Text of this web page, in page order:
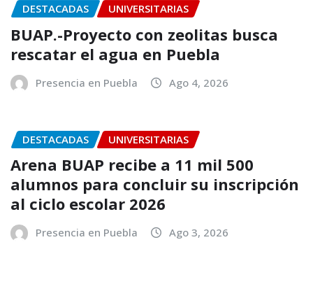
DESTACADAS UNIVERSITARIAS
BUAP.-Proyecto con zeolitas busca
rescatar el agua en Puebla
Presencia en Puebla Ago 4, 2026
DESTACADAS UNIVERSITARIAS
Arena BUAP recibe a 11 mil 500
alumnos para concluir su inscripción
al ciclo escolar 2026
Presencia en Puebla Ago 3, 2026